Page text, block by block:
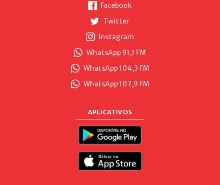
Facebook
Twitter
Instagram
WhatsApp 91,1 FM
WhatsApp 104,3 FM
WhatsApp 107,9 FM
APLICATIVOS